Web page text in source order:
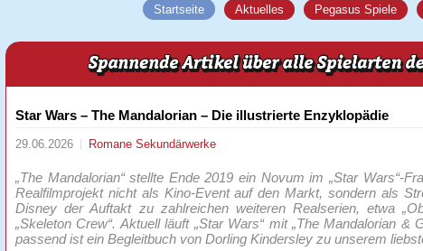
Startseite Aktuelles Pegasus Spiele
Star Wars – The Mandalorian – Die illustrierte Enzyklopädie
29.06.2026 Romane Sekundärwerke
„The Mandalorian“ stellte Ende 2019 ein Novum im „Star Wars“-
Realfilmprojekt nicht als Kino-Event auf den Markt, sondern als
Disney der Auftakt zu zahlreichen weiteren Realserien, etwa
„Skeleton Crew“. Aktuell läuft „Star Wars“ mit „The Mandalorian &
passend ist ein Begleitbuch von Dorling Kindersley zu unserem